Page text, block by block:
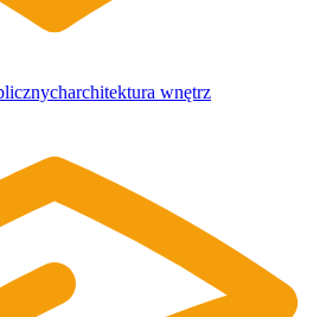
architektura wnętrz